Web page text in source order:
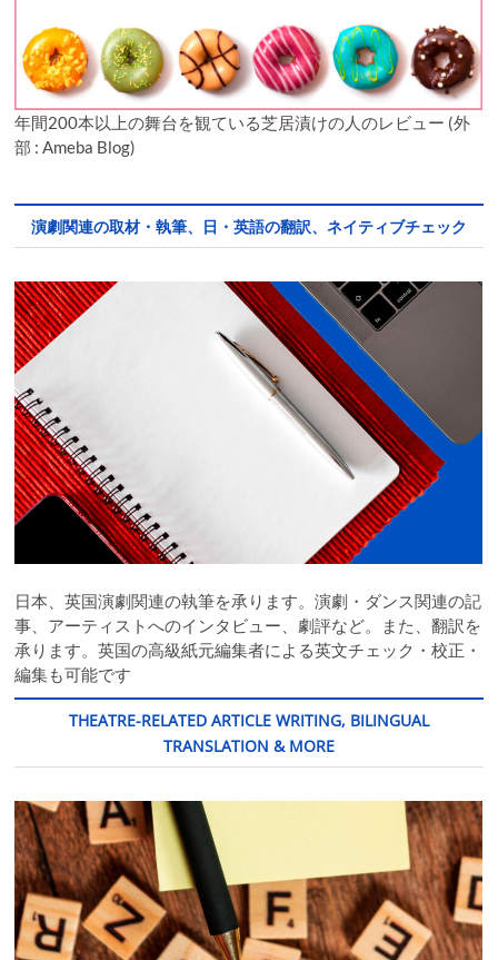
年間200本以上の舞台を観ている芝居漬けの人のレビュー (外
部 : Ameba Blog)
演劇関連の取材・執筆、日・英語の翻訳、ネイティブチェック
日本、英国演劇関連の執筆を承ります。演劇・ダンス関連の記
事、アーティストへのインタビュー、劇評など。また、翻訳を
承ります。英国の高級紙元編集者による英文チェック・校正・
編集も可能です
THEATRE-RELATED ARTICLE WRITING, BILINGUAL
TRANSLATION & MORE